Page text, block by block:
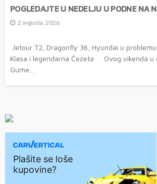
POGLEDAJTE U NEDELJU U PODNE NA
2 avgusta, 2026
Jetour T2, Dragonfly 36, Hyundai u
Klasa i legendarna Čezeta Ovog vikenda u
Gume...